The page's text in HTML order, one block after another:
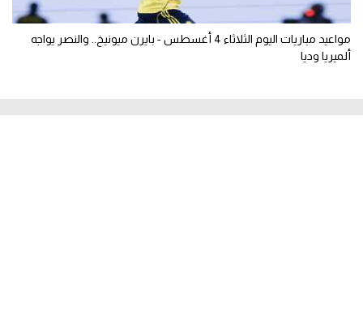
مواعيد مباريات اليوم الثلاثاء 4 أغسطس - بايرن ميونيخ.. والنصر يواجه
ألميريا وديا